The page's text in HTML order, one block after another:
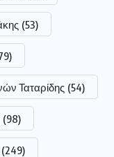
(53)
Ταταρίδης (54)
(98)
(249)